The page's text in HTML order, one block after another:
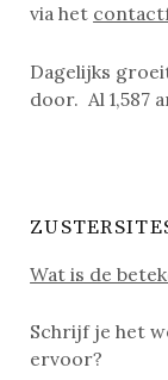
via het
Dagelijks
door. Al1,587
Wat is de
Schrijf je het
ervoor?